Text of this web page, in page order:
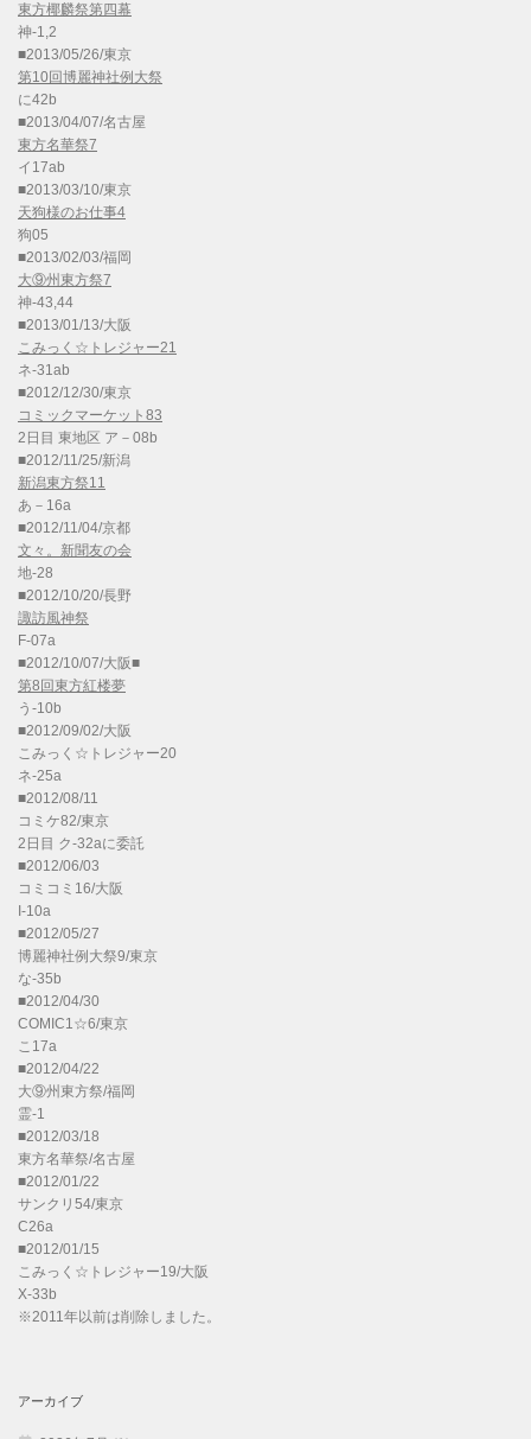
東方椰麟祭第四幕
神-1,2
■2013/05/26/東京
第10回博麗神社例大祭
に42b
■2013/04/07/名古屋
東方名華祭7
イ17ab
■2013/03/10/東京
天狗様のお仕事4
狗05
■2013/02/03/福岡
大⑨州東方祭7
神-43,44
■2013/01/13/大阪
こみっく☆トレジャー21
ネ-31ab
■2012/12/30/東京
コミックマーケット83
2日目 東地区 ア－08b
■2012/11/25/新潟
新潟東方祭11
あ－16a
■2012/11/04/京都
文々。新聞友の会
地-28
■2012/10/20/長野
諏訪風神祭
F-07a
■2012/10/07/大阪■
第8回東方紅楼夢
う-10b
■2012/09/02/大阪
こみっく☆トレジャー20
ネ-25a
■2012/08/11
コミケ82/東京
2日目 ク-32aに委託
■2012/06/03
コミコミ16/大阪
I-10a
■2012/05/27
博麗神社例大祭9/東京
な-35b
■2012/04/30
COMIC1☆6/東京
こ17a
■2012/04/22
大⑨州東方祭/福岡
霊-1
■2012/03/18
東方名華祭/名古屋
■2012/01/22
サンクリ54/東京
C26a
■2012/01/15
こみっく☆トレジャー19/大阪
X-33b
※2011年以前は削除しました。
アーカイブ